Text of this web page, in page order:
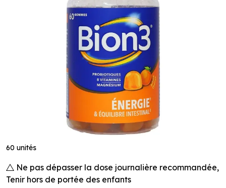
60 unités
Ne pas dépasser la dose journalière recommandée,
Tenir hors de portée des enfants